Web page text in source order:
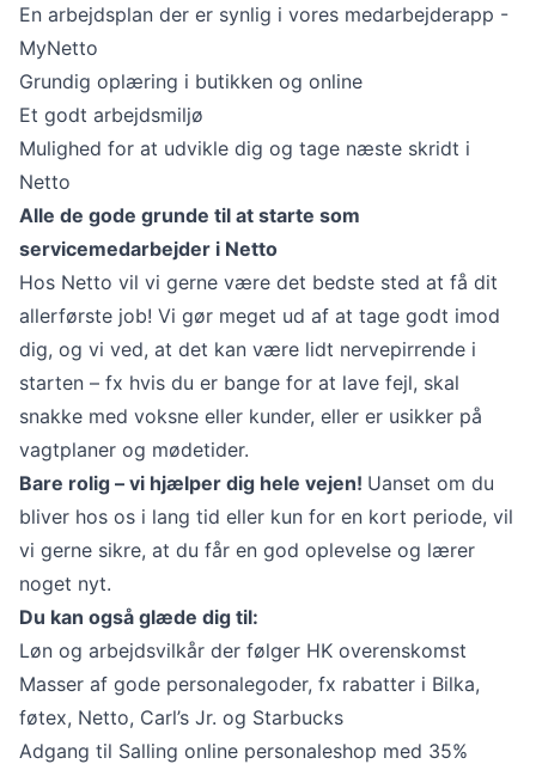
En arbejdsplan der er synlig i vores medarbejderapp -
MyNetto
Grundig oplæring i butikken og online
Et godt arbejdsmiljø
Mulighed for at udvikle dig og tage næste skridt i
Netto
Alle de gode grunde til at starte som
servicemedarbejder i Netto
Hos Netto vil vi gerne være det bedste sted at få dit
allerførste job! Vi gør meget ud af at tage godt imod
dig, og vi ved, at det kan være lidt nervepirrende i
starten – fx hvis du er bange for at lave fejl, skal
snakke med voksne eller kunder, eller er usikker på
vagtplaner og mødetider.
Bare rolig – vi hjælper dig hele vejen! Uanset om du
bliver hos os i lang tid eller kun for en kort periode, vil
vi gerne sikre, at du får en god oplevelse og lærer
noget nyt.
Du kan også glæde dig til:
Løn og arbejdsvilkår der følger HK overenskomst
Masser af gode personalegoder, fx rabatter i Bilka,
føtex, Netto, Carl’s Jr. og Starbucks
Adgang til Salling online personaleshop med 35%